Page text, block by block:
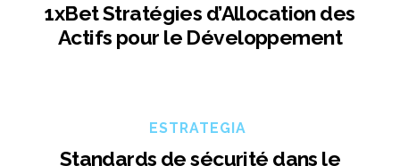
1xBet Stratégies d’Allocation des
Actifs pour le Développement
ESTRATEGIA
Standards de sécurité dans le